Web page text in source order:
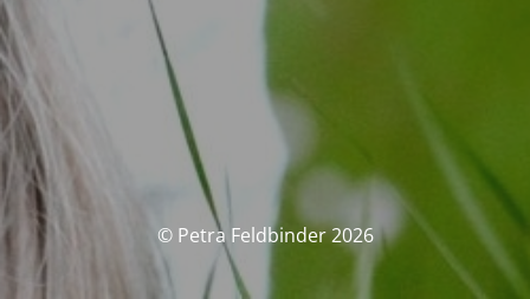
© Petra Feldbinder 2026